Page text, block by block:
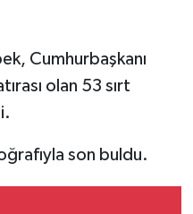
Cumhurbaşkanı
olan 53 sırt
son buldu.